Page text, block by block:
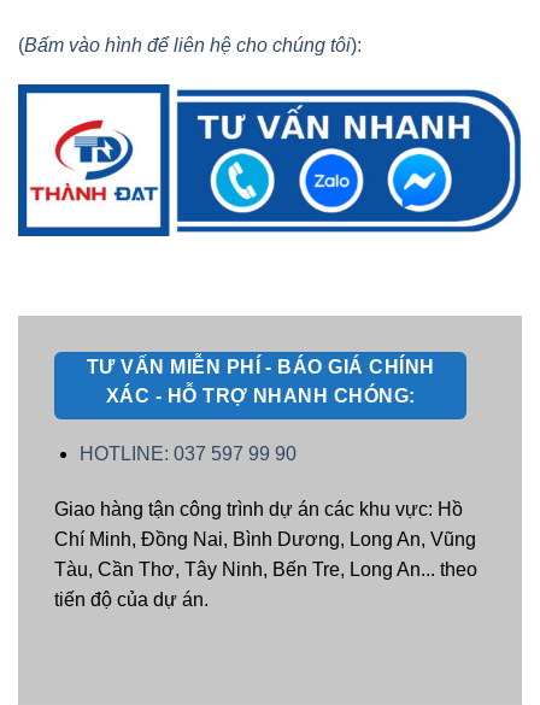
(Bấm vào hình để liên hệ cho chúng tôi):
TƯ VẤN MIỄN PHÍ - BÁO GIÁ CHÍNH
XÁC - HỖ TRỢ NHANH CHÓNG:
HOTLINE: 037 597 99 90
Giao hàng tận công trình dự án các khu vực: Hồ
Chí Minh, Đồng Nai, Bình Dương, Long An, Vũng
Tàu, Cần Thơ, Tây Ninh, Bến Tre, Long An... theo
tiến độ của dự án.